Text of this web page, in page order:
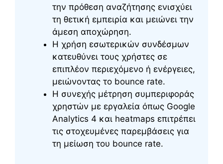
την πρόθεση αναζήτησης ενισχύει
τη θετική εμπειρία και μειώνει την
άμεση αποχώρηση.
Η χρήση εσωτερικών συνδέσμων
κατευθύνει τους χρήστες σε
επιπλέον περιεχόμενο ή ενέργειες,
μειώνοντας το bounce rate.
Η συνεχής μέτρηση συμπεριφοράς
χρηστών με εργαλεία όπως Google
Analytics 4 και heatmaps επιτρέπει
τις στοχευμένες παρεμβάσεις για
τη μείωση του bounce rate.